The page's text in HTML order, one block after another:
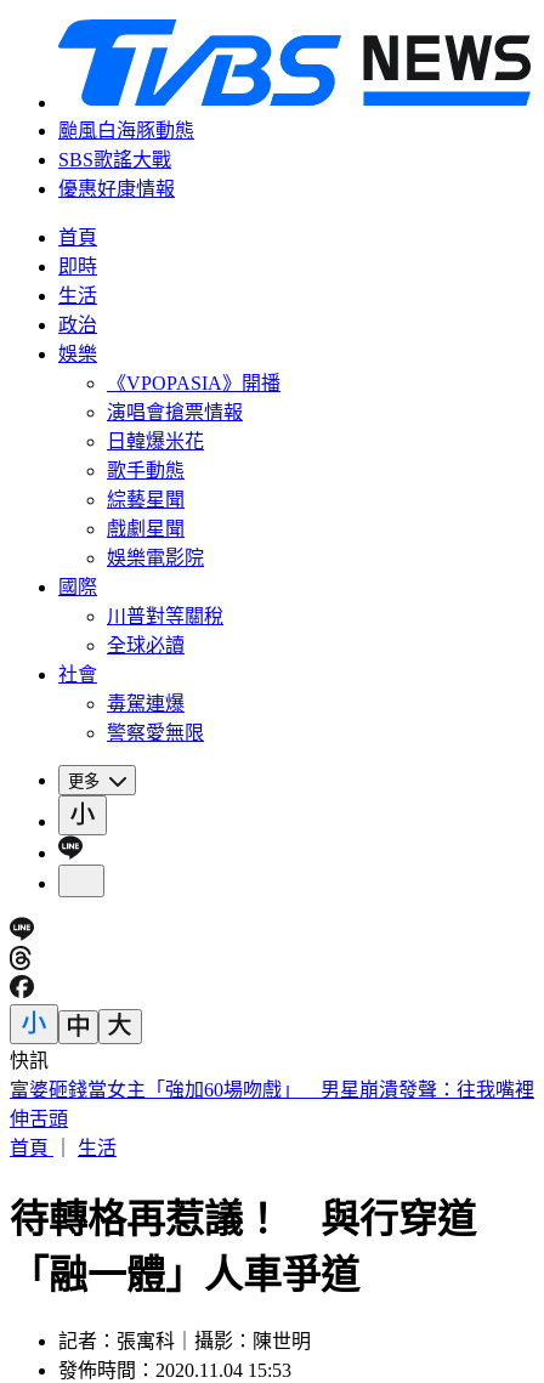
颱風白海豚動態
SBS歌謠大戰
優惠好康情報
首頁
即時
生活
政治
娛樂
《VPOPASIA》開播
演唱會搶票情報
日韓爆米花
歌手動態
綜藝星聞
戲劇星聞
娛樂電影院
國際
川普對等關稅
全球必讀
社會
毒駕連爆
警察愛無限
更多
快訊
喉嚨痛如刀割！一票人狂咳3週「新冠、流感全陰」 醫曝：
這次病毒很毒
首頁
生活
待轉格再惹議！ 與行穿道
「融一體」人車爭道
記者：張寓科｜攝影：陳世明
發佈時間：2020.11.04 15:53